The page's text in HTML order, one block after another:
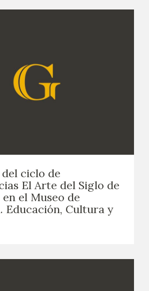
ciclo de
El Arte del Siglo de
el Museo de
Educación, Cultura y